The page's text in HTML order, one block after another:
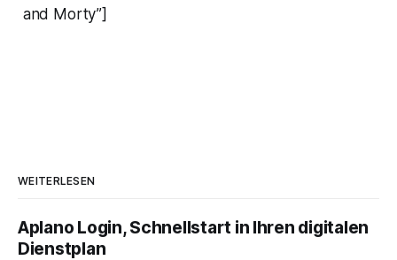
and Morty”]
WEITERLESEN
Aplano Login, Schnellstart in Ihren digitalen
Dienstplan